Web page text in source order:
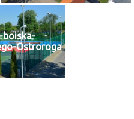
boiska-
Ostroroga